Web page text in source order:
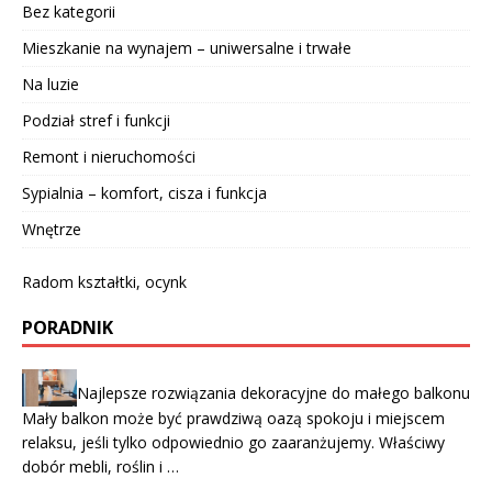
Bez kategorii
Mieszkanie na wynajem – uniwersalne i trwałe
Na luzie
Podział stref i funkcji
Remont i nieruchomości
Sypialnia – komfort, cisza i funkcja
Wnętrze
Radom kształtki, ocynk
PORADNIK
Najlepsze rozwiązania dekoracyjne do małego balkonu
Mały balkon może być prawdziwą oazą spokoju i miejscem
relaksu, jeśli tylko odpowiednio go zaaranżujemy. Właściwy
dobór mebli, roślin i …